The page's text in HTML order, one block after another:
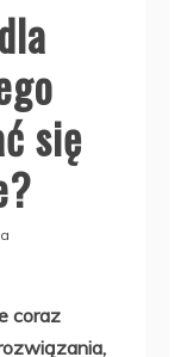
się
coraz